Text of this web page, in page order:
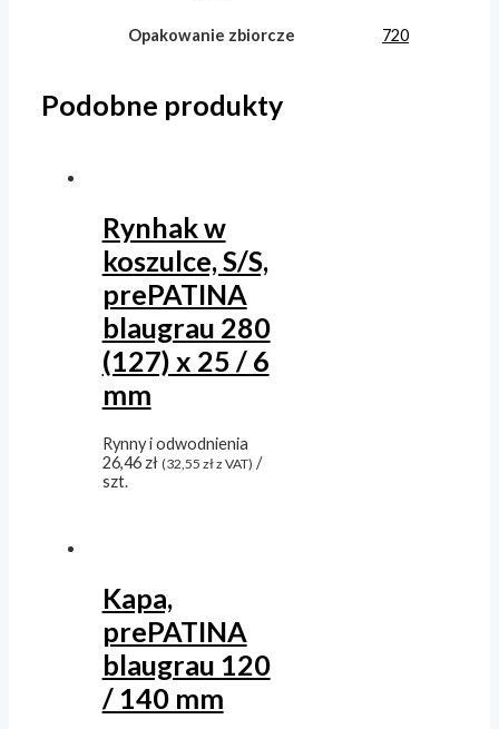
Opakowanie zbiorcze 720
Podobne produkty
Rynhak w
koszulce, S/S,
prePATINA
blaugrau 280
(127) x 25 / 6
mm
Rynny i odwodnienia
26,46 zł (32,55 złz VAT) /
szt.
Kapa,
prePATINA
blaugrau 120
/ 140 mm